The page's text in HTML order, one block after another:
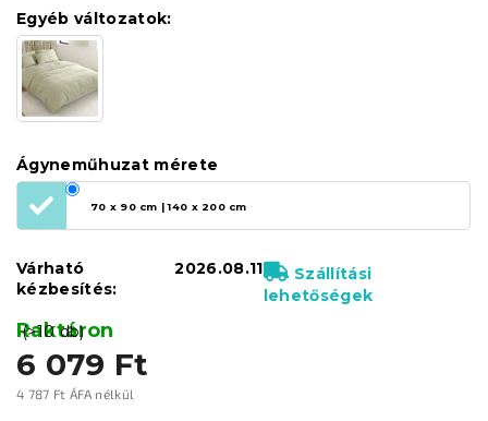
6 079 Ft
4 787 Ft ÁFA nélkül
Raktáron
(>10 db)
Egyéb változatok:
Ágyneműhuzat mérete
70 x 90 cm | 140 x 200 cm
Várható
kézbesítés:
2026.08.11
Szállítási
lehetőségek